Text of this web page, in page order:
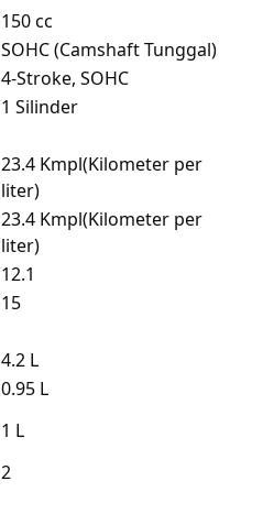
150 cc
SOHC (Camshaft Tunggal)
4-Stroke, SOHC
1 Silinder
23.4 Kmpl(Kilometer per
liter)
23.4 Kmpl(Kilometer per
liter)
12.1
15
4.2 L
0.95 L
1 L
2